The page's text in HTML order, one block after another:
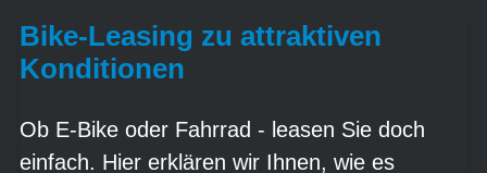
Bike-Leasing zu attraktiven
Konditionen
Ob E-Bike oder Fahrrad - leasen Sie doch
einfach. Hier erklären wir Ihnen, wie es